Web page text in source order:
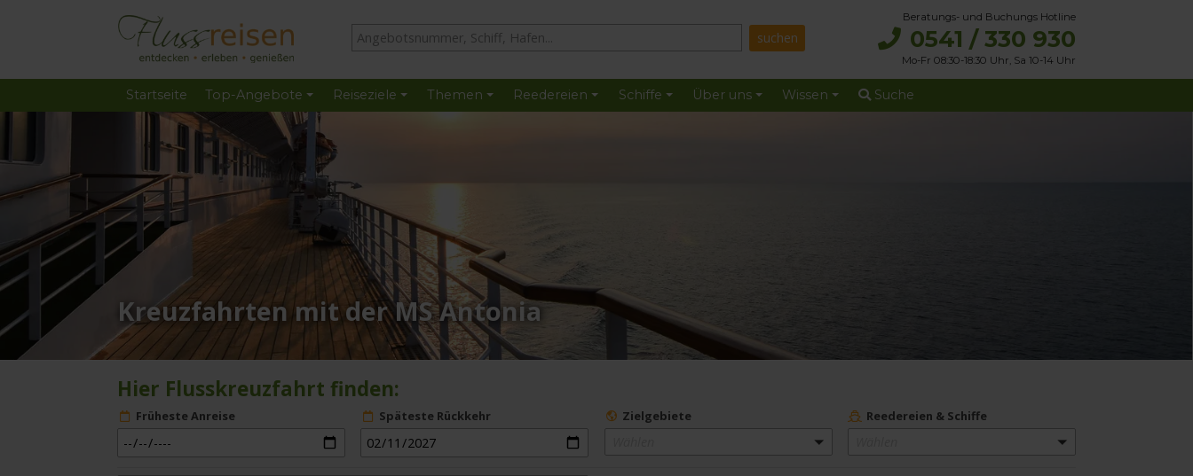
Beratungs- und Buchungs Hotline
0541 / 330 930
Mo-Fr 08:30-18:30 Uhr, Sa 10-14 Uhr
Startseite Top-Angebote Reiseziele Themen Reedereien Schiffe Über uns Wissen Suche
Kreuzfahrten mit der MS Antonia
Hier Flusskreuzfahrt finden:
Früheste Anreise Späteste Rückkehr Zielgebiete Reedereien & Schiffe